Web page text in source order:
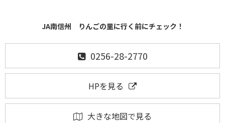
JA南信州 りんごの里に行く前にチェック！
0256-28-2770
HPを見る
大きな地図で見る